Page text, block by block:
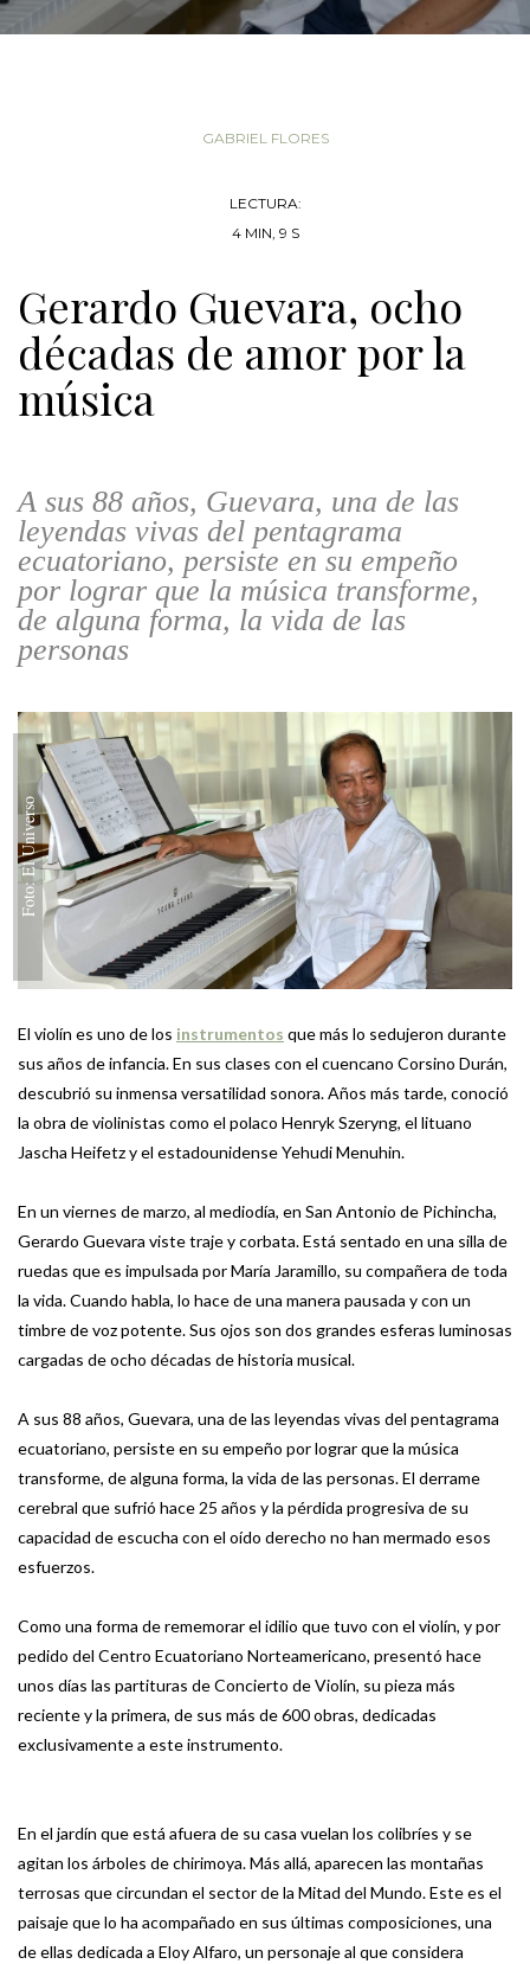
GABRIEL FLORES
LECTURA:
4 MIN, 9 S
Gerardo Guevara, ocho
décadas de amor por la
música
A sus 88 años, Guevara, una de las
leyendas vivas del pentagrama
ecuatoriano, persiste en su empeño
por lograr que la música transforme,
de alguna forma, la vida de las
personas
Foto: El Universo
El violín es uno de los instrumentos que más lo sedujeron durante
sus años de infancia. En sus clases con el cuencano Corsino Durán,
descubrió su inmensa versatilidad sonora. Años más tarde, conoció
la obra de violinistas como el polaco Henryk Szeryng, el lituano
Jascha Heifetz y el estadounidense Yehudi Menuhin.
En un viernes de marzo, al mediodía, en San Antonio de Pichincha,
Gerardo Guevara viste traje y corbata. Está sentado en una silla de
ruedas que es impulsada por María Jaramillo, su compañera de toda
la vida. Cuando habla, lo hace de una manera pausada y con un
timbre de voz potente. Sus ojos son dos grandes esferas luminosas
cargadas de ocho décadas de historia musical.
A sus 88 años, Guevara, una de las leyendas vivas del pentagrama
ecuatoriano, persiste en su empeño por lograr que la música
transforme, de alguna forma, la vida de las personas. El derrame
cerebral que sufrió hace 25 años y la pérdida progresiva de su
capacidad de escucha con el oído derecho no han mermado esos
esfuerzos.
Como una forma de rememorar el idilio que tuvo con el violín, y por
pedido del Centro Ecuatoriano Norteamericano, presentó hace
unos días las partituras de Concierto de Violín, su pieza más
reciente y la primera, de sus más de 600 obras, dedicadas
exclusivamente a este instrumento.
En el jardín que está afuera de su casa vuelan los colibríes y se
agitan los árboles de chirimoya. Más allá, aparecen las montañas
terrosas que circundan el sector de la Mitad del Mundo. Este es el
paisaje que lo ha acompañado en sus últimas composiciones, una
de ellas dedicada a Eloy Alfaro, un personaje al que considera